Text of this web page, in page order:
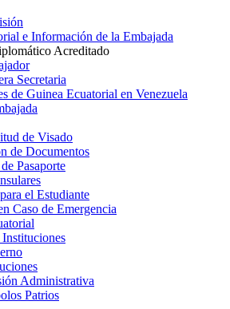
e Información de la Embajada
Acreditado
Secretaria
de Guinea Ecuatorial en Venezuela
de Visado
de Documentos
Pasaporte
el Estudiante
Caso de Emergencia
Administrativa
Patrios